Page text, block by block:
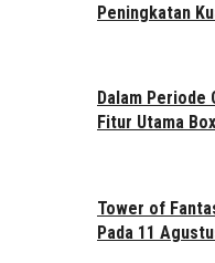
Peningkatan
Dalam Periode
Fitur Utama
Tower of
Pada 11